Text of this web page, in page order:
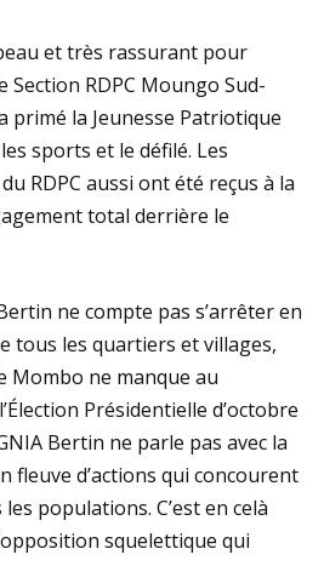
et très rassurant pour
Section RDPC Moungo Sud-
primé la Jeunesse Patriotique
sports et le défilé. Les
RDPC aussi ont été reçus à la
total derrière le
ne compte pas s’arrêter en
tous les quartiers et villages,
Mombo ne manque au
Présidentielle d’octobre
Bertin ne parle pas avec la
fleuve d’actions qui concourent
populations. C’est en celà
squelettique qui